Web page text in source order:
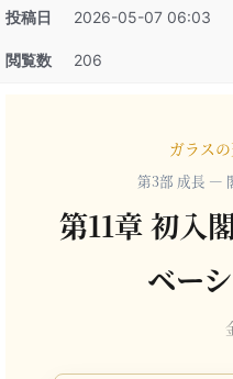
投稿日 2026-05-07 06:03
閲覧数 206
ガラス
第3部 成長 ―
第11章 初入
ベー